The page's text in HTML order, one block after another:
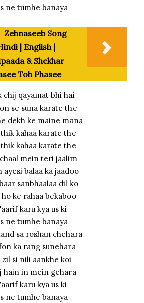
ne tumhe banaya
Zehnaseeb Song
| English |
& Shekhar
Toh Phasee
chij qayamat bhi hai
se suna karate the
dekh ke maine mana
kahaa karate the
kahaa karate the
mein teri jaalim
ayesi balaa ka jaadoo
sanbhaalaa dil ko
ho ke rahaa bekaboo
karu kya us ki
ne tumhe banaya
sa roshan chehara
ka rang sunehara
zil si nili aankhe koi
hain in mein gehara
karu kya us ki
ne tumhe banaya